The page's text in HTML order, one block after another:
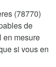
(78770)
de
en mesure
si vous en